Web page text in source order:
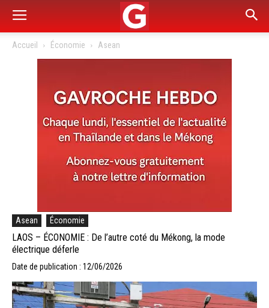
Accueil Économie Asean
Asean Économie
LAOS – ÉCONOMIE : De l’autre coté du Mékong, la mode
électrique déferle
Date de publication : 12/06/2026